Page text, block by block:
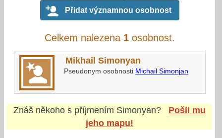
Přidat významnou osobnost
Celkem nalezena 1osobnost.
Mikhail Simonyan
Pseudonym osobnosti Michail Simonjan
Znáš někoho s příjmením Simonyan?
Pošli mu
jeho mapu!